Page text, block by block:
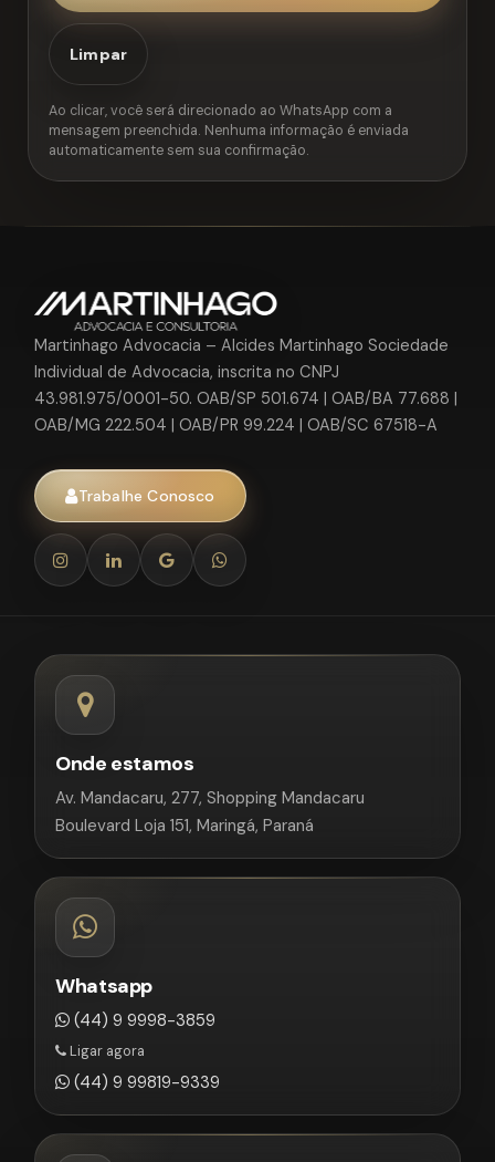
Limpar
Ao clicar, você será direcionado ao WhatsApp com a
mensagem preenchida. Nenhuma informação é enviada
automaticamente sem sua confirmação.
Martinhago Advocacia – Alcides Martinhago Sociedade
Individual de Advocacia, inscrita no CNPJ
43.981.975/0001-50. OAB/SP 501.674 | OAB/BA 77.688 |
OAB/MG 222.504 | OAB/PR 99.224 | OAB/SC 67518-A
Trabalhe Conosco
Onde estamos
Av. Mandacaru, 277, Shopping Mandacaru
Boulevard Loja 151, Maringá, Paraná
Whatsapp
(44) 9 9998-3859
Ligar agora
(44) 9 99819-9339